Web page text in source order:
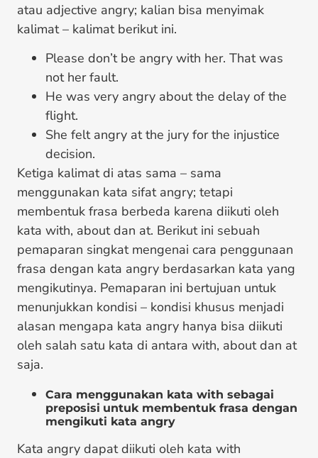
atau adjective angry; kalian bisa menyimak
kalimat – kalimat berikut ini.
Please don’t be angry with her. That was
not her fault.
He was very angry about the delay of the
flight.
She felt angry at the jury for the injustice
decision.
Ketiga kalimat di atas sama – sama
menggunakan kata sifat angry; tetapi
membentuk frasa berbeda karena diikuti oleh
kata with, about dan at. Berikut ini sebuah
pemaparan singkat mengenai cara penggunaan
frasa dengan kata angry berdasarkan kata yang
mengikutinya. Pemaparan ini bertujuan untuk
menunjukkan kondisi – kondisi khusus menjadi
alasan mengapa kata angry hanya bisa diikuti
oleh salah satu kata di antara with, about dan at
saja.
Cara menggunakan kata with sebagai
preposisi untuk membentuk frasa dengan
mengikuti kata angry
Kata angry dapat diikuti oleh kata with